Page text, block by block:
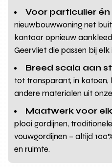
Voor particulier én
nieuwbouwwoning net
kantoor opnieuw
Geervliet die passen bij elk
Breed scala aan
tot transparant, in katoen,
andere materialen uit
Maatwerk voor
plooi gordijnen,
vouwgordijnen – altijd
en ruimte.